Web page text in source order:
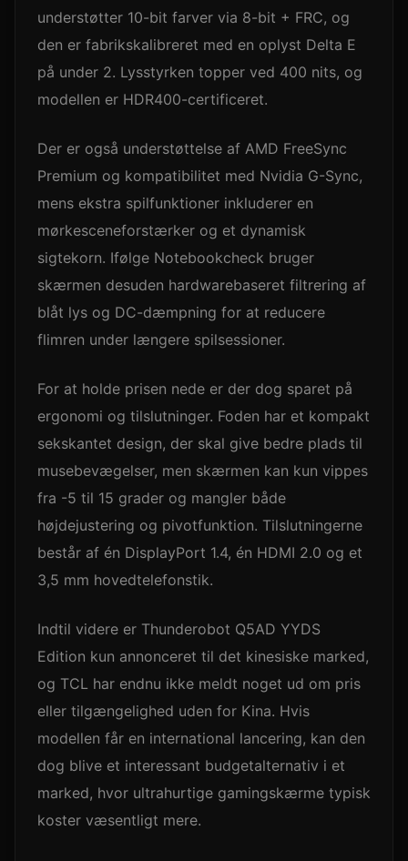
understøtter 10-bit farver via 8-bit + FRC, og
den er fabrikskalibreret med en oplyst Delta E
på under 2. Lysstyrken topper ved 400 nits, og
modellen er HDR400-certificeret.
Der er også understøttelse af AMD FreeSync
Premium og kompatibilitet med Nvidia G-Sync,
mens ekstra spilfunktioner inkluderer en
mørkesceneforstærker og et dynamisk
sigtekorn. Ifølge Notebookcheck bruger
skærmen desuden hardwarebaseret filtrering af
blåt lys og DC-dæmpning for at reducere
flimren under længere spilsessioner.
For at holde prisen nede er der dog sparet på
ergonomi og tilslutninger. Foden har et kompakt
sekskantet design, der skal give bedre plads til
musebevægelser, men skærmen kan kun vippes
fra -5 til 15 grader og mangler både
højdejustering og pivotfunktion. Tilslutningerne
består af én DisplayPort 1.4, én HDMI 2.0 og et
3,5 mm hovedtelefonstik.
Indtil videre er Thunderobot Q5AD YYDS
Edition kun annonceret til det kinesiske marked,
og TCL har endnu ikke meldt noget ud om pris
eller tilgængelighed uden for Kina. Hvis
modellen får en international lancering, kan den
dog blive et interessant budgetalternativ i et
marked, hvor ultrahurtige gamingskærme typisk
koster væsentligt mere.